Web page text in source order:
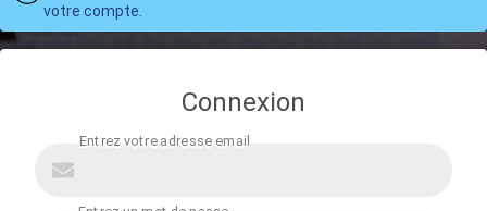
votre compte.
Connexion